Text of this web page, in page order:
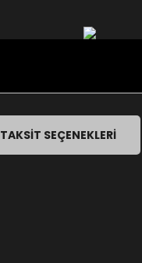
TAKSIT SEÇENEKLERI